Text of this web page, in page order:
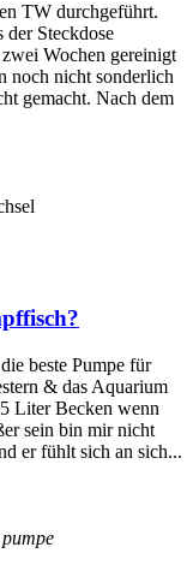
TW durchgeführt.
Steckdose
Wochen gereinigt
noch nicht sonderlich
gemacht. Nach dem
beste Pumpe für
& das Aquarium
Liter Becken wenn
sein bin mir nicht
er fühlt sich an sich...
pumpe